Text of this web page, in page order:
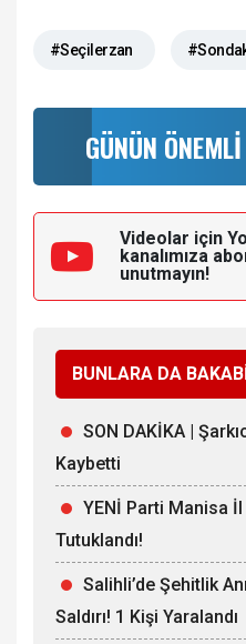
#Seçilerzan
GÜNÜN
Videolar için
kanalımıza
unutmayın!
BUNLARA DA
SON DAKİKA |
Kaybetti
YENİ Parti Manisa
Tutuklandı!
Salihli’de Şehitlik
Saldırı! 1 Kişi Yaralandı